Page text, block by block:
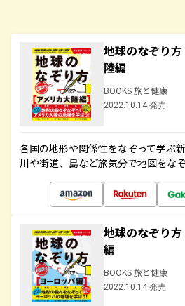
地球のなぞり
陸編
BOOKS 旅と健康
2022.10.14 発売
各国の地形や関係性をなぞって学ぶ
川や街道、島など旅気分で地図をな
地球のなぞり
編
BOOKS 旅と健康
2022.10.14 発売